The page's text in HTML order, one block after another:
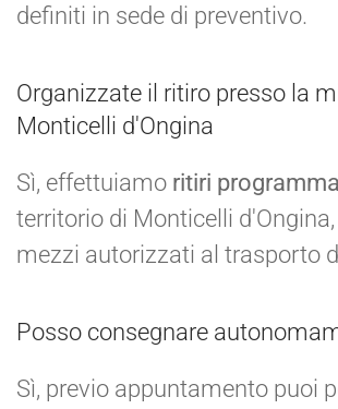
definiti in sede di preventivo.
Organizzate il ritiro presso la
Monticelli d'Ongina
Sì, effettuiamo ritiri
territorio di Monticelli
mezzi autorizzati al trasporto
Posso consegnare
Sì, previo appuntamento puoi